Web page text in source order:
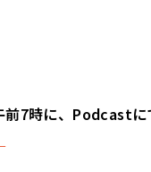
7時に、Podcastに